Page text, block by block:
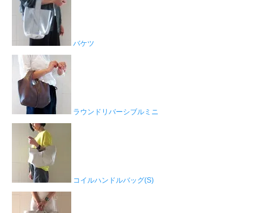
バケツ
ラウンドリバーシブルミニ
コイルハンドルバッグ(S)